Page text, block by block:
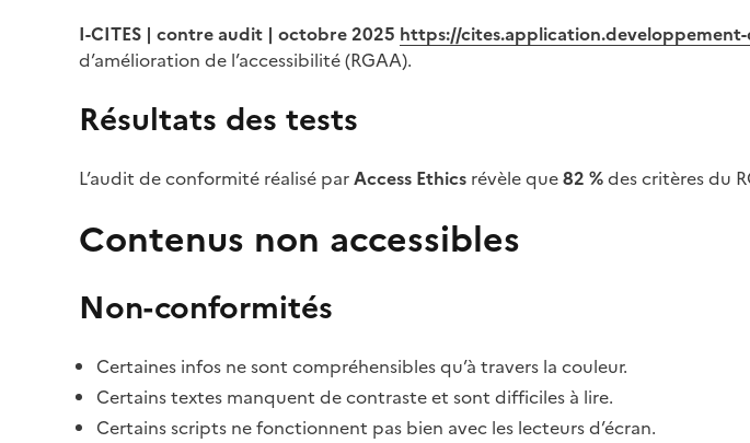
I-CITES | contre audit | octobre 2025 https://
d’amélioration de l’accessibilité (RGAA).
Résultats des tests
L’audit de conformité réalisé parAccess Ethics révèle que82 %des critères du
Contenus non accessibles
Non-conformités
Certaines infos ne sont compréhensibles qu’à travers la couleur.
Certains textes manquent de contraste et sont difficiles à lire.
Certains scripts ne fonctionnent pas bien avec les lecteurs d’écran.